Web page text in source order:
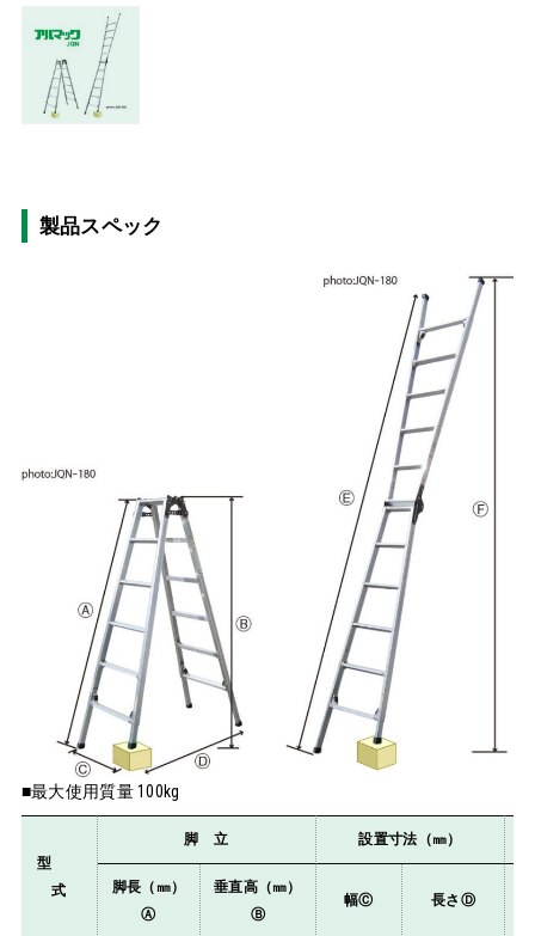
製品スペック
■最大使用質量 100kg
型
式
脚 立 設置寸法（㎜）
脚長（㎜）
Ⓐ
垂直高（㎜）
Ⓑ
幅Ⓒ 長さⒹ